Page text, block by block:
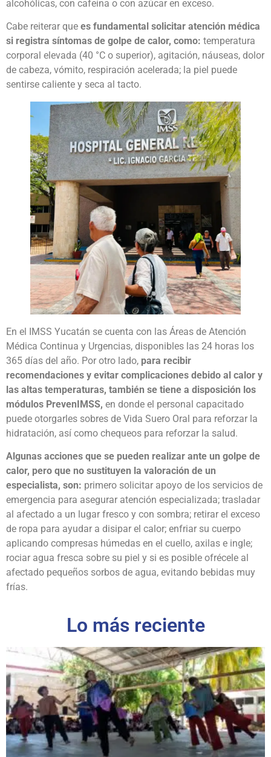
alcohólicas, con cafeína o con azúcar en exceso.
Cabe reiterar que es fundamental solicitar atención médica
si registra síntomas de golpe de calor, como: temperatura
corporal elevada (40 °C o superior), agitación, náuseas, dolor
de cabeza, vómito, respiración acelerada; la piel puede
sentirse caliente y seca al tacto.
En el IMSS Yucatán se cuenta con las Áreas de Atención
Médica Continua y Urgencias, disponibles las 24 horas los
365 días del año. Por otro lado, para recibir
recomendaciones y evitar complicaciones debido al calor y
las altas temperaturas, también se tiene a disposición los
módulos PrevenIMSS, en donde el personal capacitado
puede otorgarles sobres de Vida Suero Oral para reforzar la
hidratación, así como chequeos para reforzar la salud.
Algunas acciones que se pueden realizar ante un golpe de
calor, pero que no sustituyen la valoración de un
especialista, son: primero solicitar apoyo de los servicios de
emergencia para asegurar atención especializada; trasladar
al afectado a un lugar fresco y con sombra; retirar el exceso
de ropa para ayudar a disipar el calor; enfriar su cuerpo
aplicando compresas húmedas en el cuello, axilas e ingle;
rociar agua fresca sobre su piel y si es posible ofrécele al
afectado pequeños sorbos de agua, evitando bebidas muy
frías.
Lo más reciente